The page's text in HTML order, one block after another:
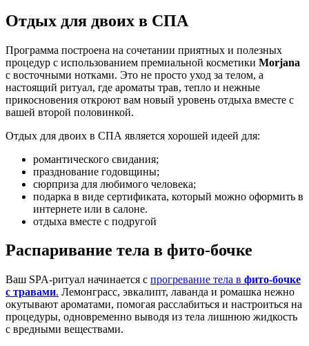
Отдых для двоих в СПА
Программа построена на сочетании приятных и полезных
процедур с использованием премиальной косметики Morjana
с восточными нотками. Это не просто уход за телом, а
настоящий ритуал, где ароматы трав, тепло и нежные
прикосновения откроют вам новый уровень отдыха вместе с
вашей второй половинкой.
Отдых для двоих в СПА является хорошей идеей для:
романтического свидания;
празднование годовщины;
сюрприза для любимого человека;
подарка в виде сертификата, который можно оформить в
интернете или в салоне.
отдыха вместе с подругой
Распаривание тела в фито-бочке
Ваш SPA-ритуал начинается с прогревание тела в фито-бочке
с травами. Лемонграсс, эвкалипт, лаванда и ромашка нежно
окутывают ароматами, помогая расслабиться и настроиться на
процедуры, одновременно выводя из тела лишнюю жидкость
с вредными веществами.